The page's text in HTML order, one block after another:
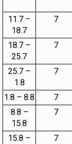
11.7 –
18.7
7
18.7 –
25.7
7
25.7 –
1.8
7
1.8 – 8.8 7
8.8 –
15.8
7
15.8 –
7